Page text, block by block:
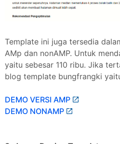
Template ini juga tersedia
AMp dan nonAMP. Untuk
yaitu sebesar 110 ribu. Jika
blog template bungfrangki
DEMO VERSI AMP
DEMO NONAMP